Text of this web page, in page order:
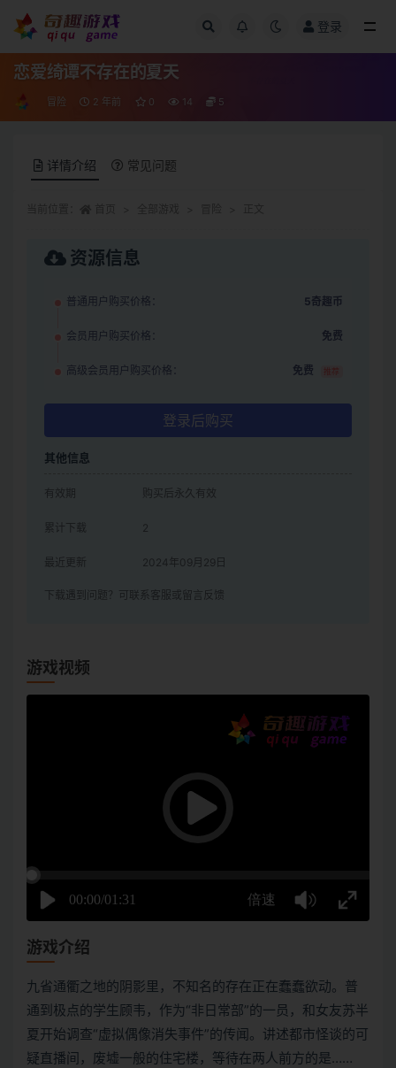
登录
恋爱绮谭不存在的夏天
冒险 2 年前 0 14 5
详情介绍 常见问题
资源信息
普通用户购买价格： 5奇趣币
会员用户购买价格： 免费
高级会员用户购买价格： 免费 推荐
登录后购买
其他信息
有效期 购买后永久有效
累计下载 2
最近更新 2024年09月29日
下载遇到问题？可联系客服或留言反馈
游戏视频
游戏介绍
九省通衢之地的阴影里，不知名的存在正在蠢蠢欲动。普
通到极点的学生顾韦，作为“非日常部”的一员，和女友苏半
夏开始调查“虚拟偶像消失事件”的传闻。讲述都市怪谈的可
疑直播间，废墟一般的住宅楼，等待在两人前方的是……